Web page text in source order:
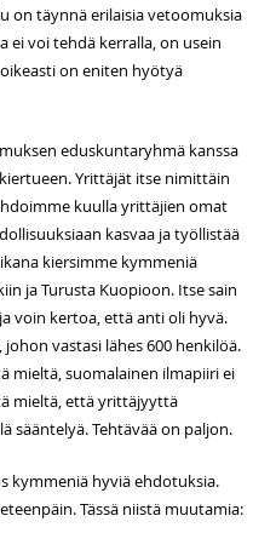
on täynnä erilaisia vetoomuksia
ei voi tehdä kerralla, on usein
on eniten hyötyä
eduskuntaryhmä kanssa
Yrittäjät itse nimittäin
kuulla yrittäjien omat
kasvaa ja työllistää
kiersimme kymmeniä
ja Turusta Kuopioon. Itse sain
voin kertoa, että anti oli hyvä.
vastasi lähes 600 henkilöä.
mieltä, suomalainen ilmapiiri ei
mieltä, että yrittäjyyttä
sääntelyä. Tehtävää on paljon.
kymmeniä hyviä ehdotuksia.
Tässä niistä muutamia: